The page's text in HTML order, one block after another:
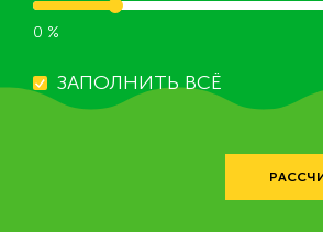
0 %
ЗАПОЛНИТЬ ВСЁ